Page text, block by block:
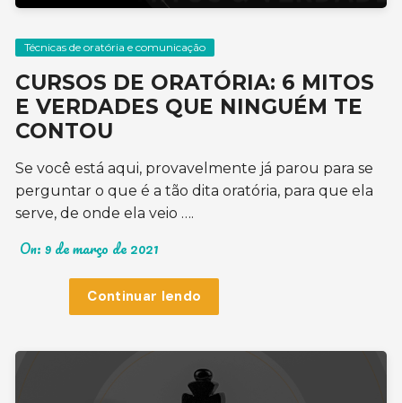
Técnicas de oratória e comunicação
CURSOS DE ORATÓRIA: 6 MITOS
E VERDADES QUE NINGUÉM TE
CONTOU
Se você está aqui, provavelmente já parou para se
perguntar o que é a tão dita oratória, para que ela
serve, de onde ela veio ….
On:9 de março de 2021
Continuar lendo